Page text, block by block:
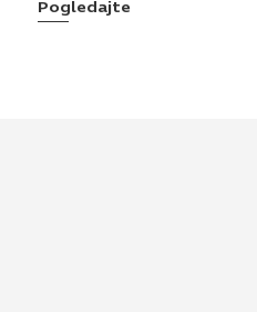
Pogledajte